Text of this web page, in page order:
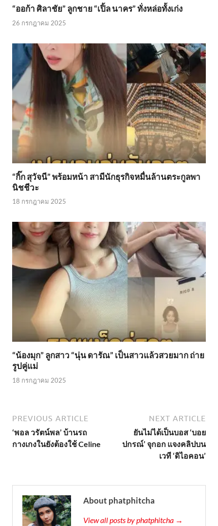
“ออก้า ศิลาชัย” ลูกชาย “เปิ้ล นาคร” ทั่งหล่อทั้งเก่ง
26 กรกฎาคม 2025
“กิ๊ก สุวัจนี” พร้อมหน้า สามีนักธุรกิจหมื่นล้านตระกูลพา
นิชชีวะ
18 กรกฎาคม 2025
“น้องมุก” ลูกสาว “นุ่น ดารัณ” เป็นสาวแล้วสวยมาก ถ่าย
รูปคู่แม่
18 กรกฎาคม 2025
PREVIOUS ARTICLE
‘พอล วรัตน์พล’ บ้านรถ
กางเกงในยังต้องใช้ Celine
NEXT ARTICLE
ยันไม่ได้เป็นบอส ‘บอย
ปกรณ์’ จุกอก แจงคลิปบน
เวที ‘ดิไอคอน’
About phatphitcha
View all posts by phatphitcha →